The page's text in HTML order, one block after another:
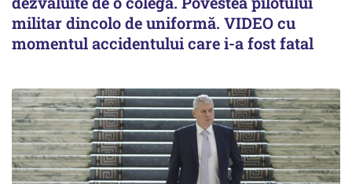
militar dincolo de uniformă. VIDEO cu
momentul accidentului care i-a fost fatal